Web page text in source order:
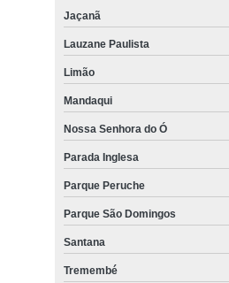
Jaçanã
Lauzane Paulista
Limão
Mandaqui
Nossa Senhora do Ó
Parada Inglesa
Parque Peruche
Parque São Domingos
Santana
Tremembé